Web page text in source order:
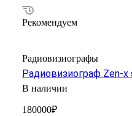
Рекомендуем
Радиовизиографы
Радиовизиограф Zen-x
В наличии
180000₽